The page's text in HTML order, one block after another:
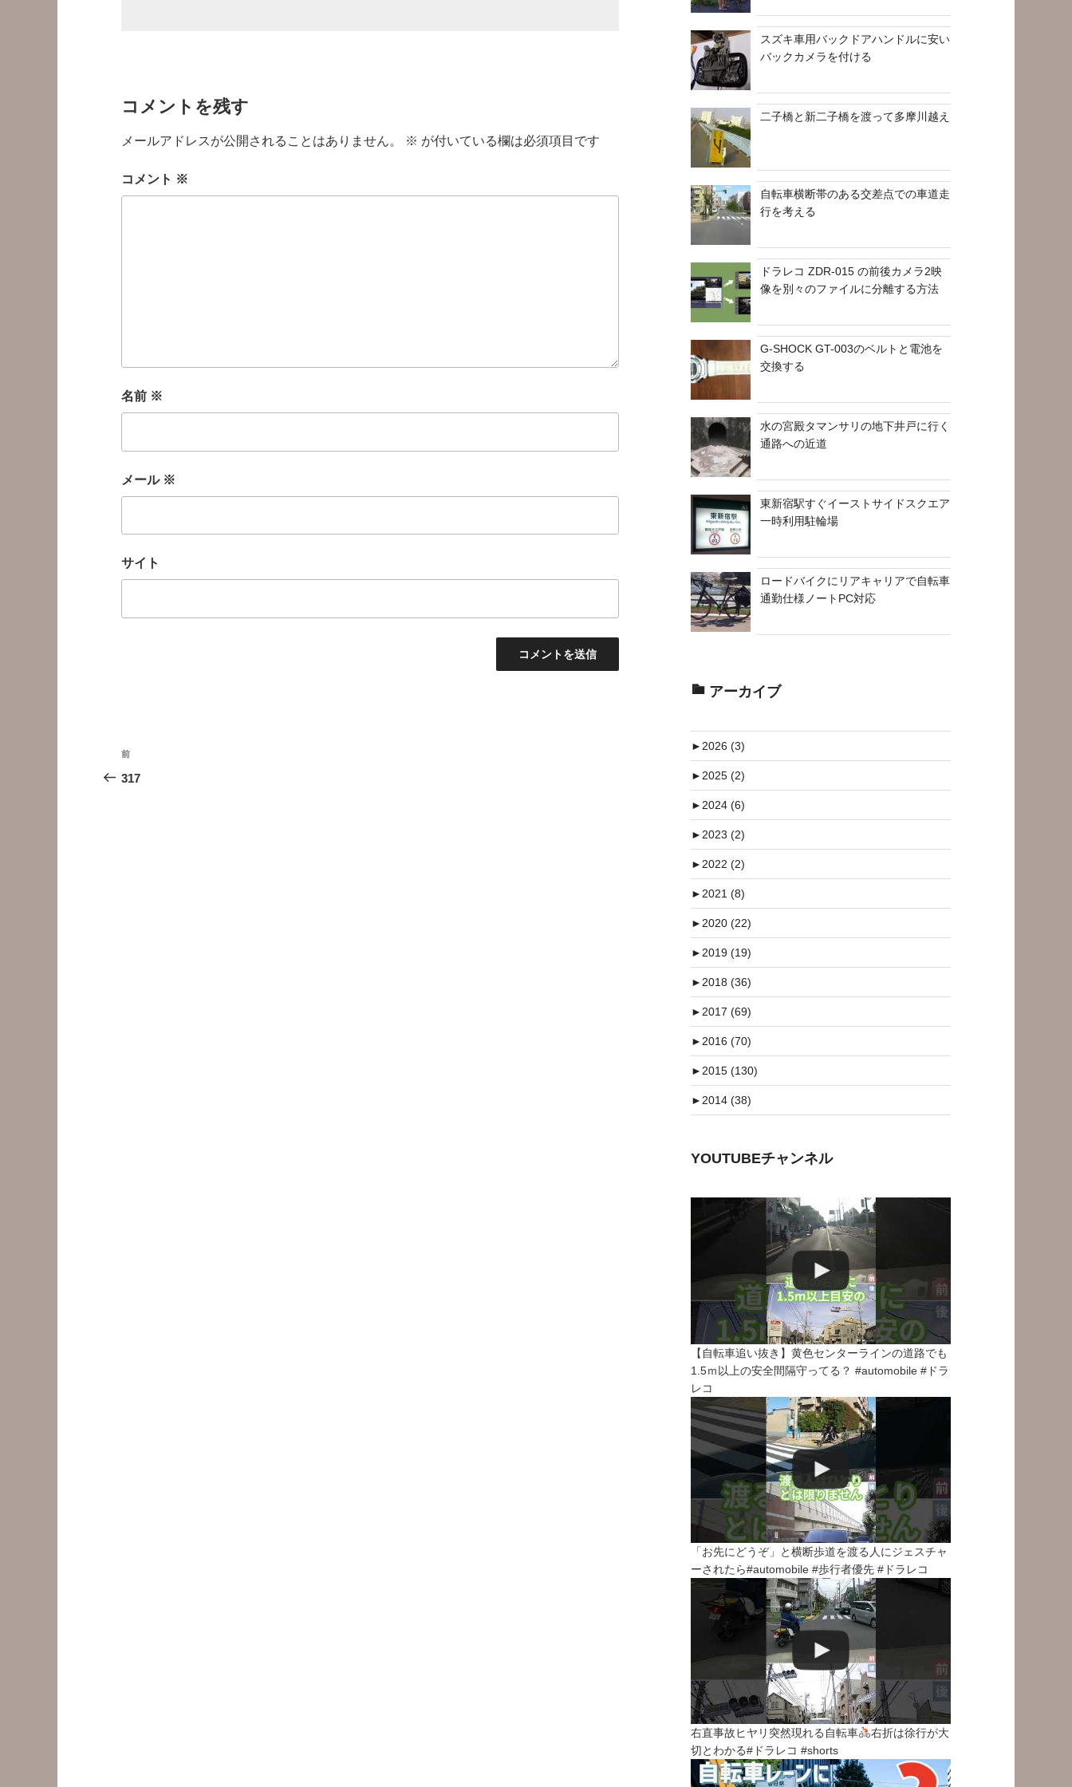
コメントを残す
メールアドレスが公開されることはありません。 ※ が付いている欄は必須項目です
コメント ※
名前 ※
メール ※
サイト
投
稿
前
の
前
317
スズキ車用バックドアハンドルに安い
バックカメラを付ける
二子橋と新二子橋を渡って多摩川越え
自転車横断帯のある交差点での車道走
行を考える
ドラレコ ZDR-015 の前後カメラ2映
像を別々のファイルに分離する方法
G-SHOCK GT-003のベルトと電池を
交換する
水の宮殿タマンサリの地下井戸に行く
通路への近道
東新宿駅すぐイーストサイドスクエア
一時利用駐輪場
ロードバイクにリアキャリアで自転車
通勤仕様ノートPC対応
アーカイブ
►2026 (3)
►2025 (2)
►2024 (6)
►2023 (2)
►2022 (2)
►2021 (8)
►2020 (22)
►2019 (19)
►2018 (36)
►2017 (69)
►2016 (70)
►2015 (130)
►2014 (38)
YOUTUBEチャンネル
【自転車追い抜き】黄色センターラインの道路でも
1.5ｍ以上の安全間隔守ってる？ #automobile #ドラ
レコ
「お先にどうぞ」と横断歩道を渡る人にジェスチャ
ーされたら#automobile #歩行者優先 #ドラレコ
右直事故ヒヤリ突然現れる自転車
右折は徐行が大
切とわかる#ドラレコ #shorts